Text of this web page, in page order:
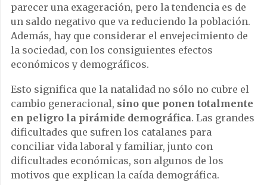
parecer una exageración, pero la tendencia es de
un saldo negativo que va reduciendo la población.
Además, hay que considerar el envejecimiento de
la sociedad, con los consiguientes efectos
económicos y demográficos.
Esto significa que la natalidad no sólo no cubre el
cambio generacional, sino que ponen totalmente
en peligro la pirámide demográfica. Las grandes
dificultades que sufren los catalanes para
conciliar vida laboral y familiar, junto con
dificultades económicas, son algunos de los
motivos que explican la caída demográfica.